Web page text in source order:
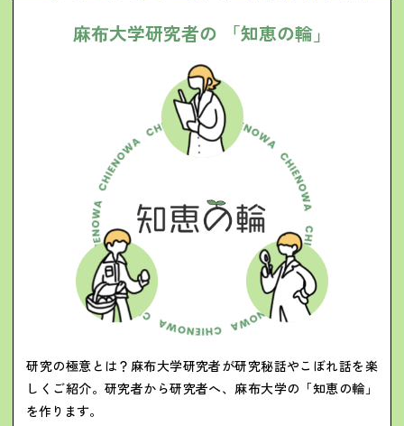
麻布大学研究者の 「知恵の輪 」
研究の極意とは？麻布大学研究者が研究秘話やこぼれ話を楽
しくご紹介。研究者から研究者へ、麻布大学の「知恵の輪」
を作ります。